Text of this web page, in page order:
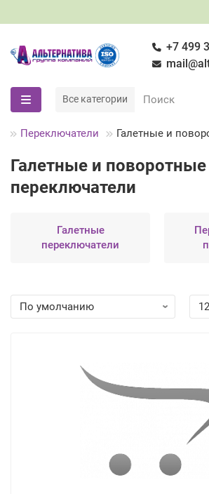
+7 499
Все категории
Переключатели Галетные и
Галетные и поворотные
переключатели
Галетные
переключатели